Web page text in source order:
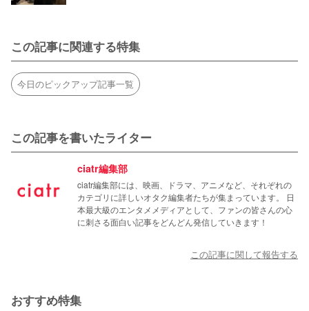
この記事に関連する特集
今日のピックアップ記事一覧
この記事を書いたライター
ciatr編集部
ciatr編集部には、映画、ドラマ、アニメなど、それぞれの
カテゴリに詳しいオタク編集者たちが集まっています。 日
本最大級のエンタメメディアとして、ファンの皆さんの心
に刺さる面白い記事をどんどん発信していきます！
この記事に関して報告する
おすすめ特集